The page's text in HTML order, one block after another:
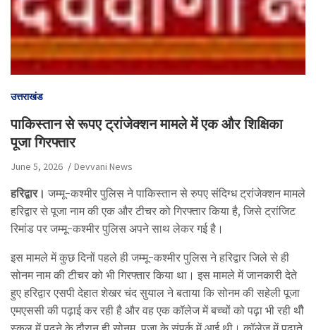
उत्तराखंड
पाकिस्तान से रूपए ट्रांजेक्शन मामले में एक और शिक्षिका
पूजा गिरफ्तार
June 5, 2026 Devvani News
हरिद्वार। जम्मू-कश्मीर पुलिस ने पाकिस्तान से रुपए संदिग्ध ट्रांजेक्शन मामले
हरिद्वार से पूजा नाम की एक और टीचर को गिरफ्तार किया है, जिसे ट्रांजिट
रिमांड पर जम्मू-कश्मीर पुलिस अपने साथ लेकर गई है।
इस मामले में कुछ दिनों पहले ही जम्मू-कश्मीर पुलिस ने हरिद्वार जिले से ही
सोनम नाम की टीचर को भी गिरफ्तार किया था। इस मामले में जानकारी देते
हुए हरिद्वार एसपी देहात शेखर चंद सुयाल ने बताया कि सोनम की सहेली पूजा
एमएससी की पढ़ाई कर रही है और वह एक कॉलेज में बच्चों को पढ़ा भी रही थीै